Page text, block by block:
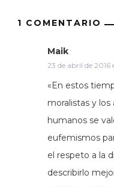
1 COMENTARIO
Maik
23 de abril de 2016
«En estos
moralistas y
humanos se
eufemismos
el respeto a la
describirlo